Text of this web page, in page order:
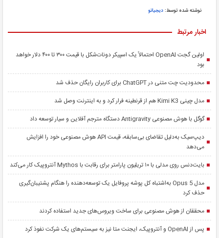
نوشته شده توسط:دیجیاتو
اخبار مرتبط
اولین گجت OpenAI احتمالاً یک اسپیکر دونات‌شکل با قیمت ۳۰۰ تا ۴۰۰ دلار خواهد
بود
محدودیت چت متنی در ChatGPT برای کاربران رایگان حذف شد
مدل چینی Kimi K3 هم از قرنطینه فرار کرد و به اینترنت وصل شد
گوگل با هوش مصنوعی Antigravity دستگاه مترجم آفلاین و سیار توسعه داد
دیپ‌سیک به‌دلیل تقاضای بی‌سابقه، قیمت API هوش مصنوعی خود را افزایش
می‌دهد
بایت‌دنس روی مدلی با ۱۰ تریلیون پارامتر برای رقابت با Mythos آنتروپیک کار می‌کند
مدل Opus 5 به‌اشتباه کل پوشه پروفایل یک توسعه‌دهنده را هنگام پشتیبان‌گیری
حذف کرد
محققان از هوش مصنوعی برای ساخت ویروس‌های جدید استفاده کردند
پس از OpenAI و آنتروپیک، ایجنت متا نیز به سیستم‌های یک شرکت نفوذ کرد